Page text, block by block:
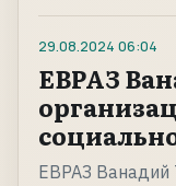
29.08.2024 06:04
ЕВРАЗ
ЕВРАЗ Ванадий